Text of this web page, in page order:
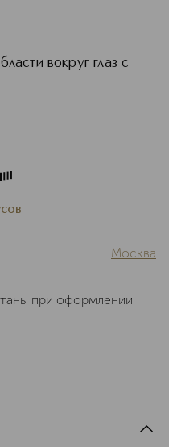
вокруг глаз с
Москва
при оформлении